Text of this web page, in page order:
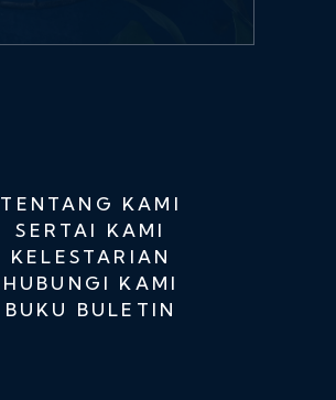
TENTANG KAMI
SERTAI KAMI
KELESTARIAN
HUBUNGI KAMI
BUKU BULETIN